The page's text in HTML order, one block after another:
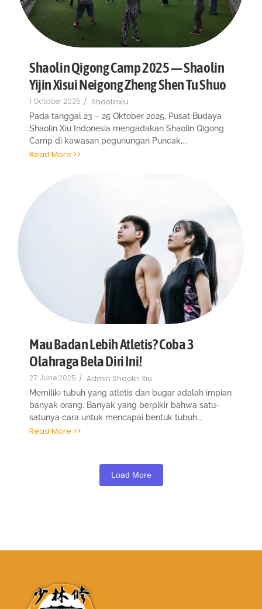
Shaolin Qigong Camp 2025 — Shaolin
Yijin Xisui Neigong Zheng Shen Tu Shuo
1 October 2025 / Shaolinxiu
Pada tanggal 23 – 25 Oktober 2025, Pusat Budaya
Shaolin Xiu Indonesia mengadakan Shaolin Qigong
Camp di kawasan pegunungan Puncak,...
Read More >>
Mau Badan Lebih Atletis? Coba 3
Olahraga Bela Diri Ini!
27 June 2025 / Admin Shaolin Xiu
Memiliki tubuh yang atletis dan bugar adalah impian
banyak orang. Banyak yang berpikir bahwa satu-
satunya cara untuk mencapai bentuk tubuh...
Read More >>
Load More